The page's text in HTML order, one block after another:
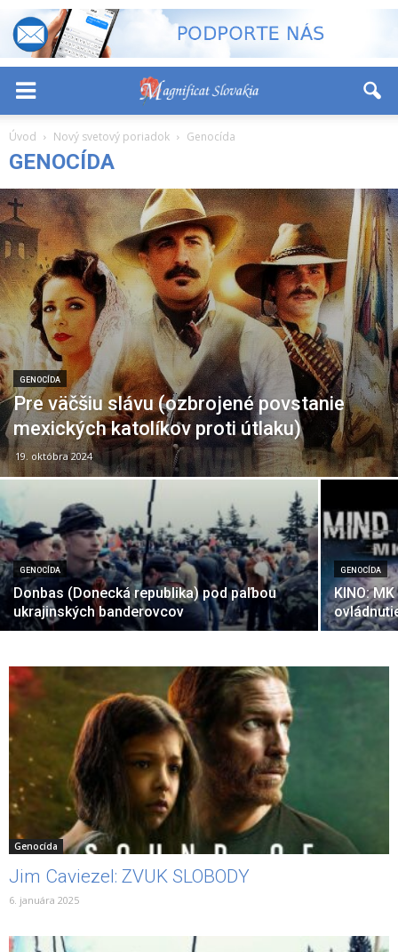
Úvod Nový svetový poriadok Genocída
GENOCÍDA
GENOCÍDA
Pre väčšiu slávu (ozbrojené povstanie
mexických katolíkov proti útlaku)
19. októbra 2024
GENOCÍDA
Donbas (Donecká republika) pod paľbou
ukrajinských banderovcov
GENOCÍDA
KINO:
Genocída
Jim Caviezel: ZVUK SLOBODY
6. januára 2025
+